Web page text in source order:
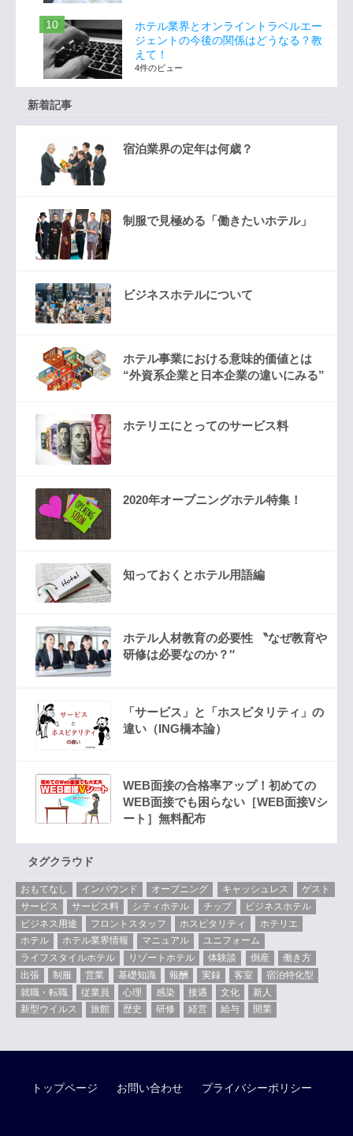
ホテル業界とオンライントラベルエー
ジェントの今後の関係はどうなる？教
えて！
4件のビュー
新着記事
宿泊業界の定年は何歳？
制服で見極める「働きたいホテル」
ビジネスホテルについて
ホテル事業における意味的価値とは
“外資系企業と日本企業の違いにみる”
ホテリエにとってのサービス料
2020年オープニングホテル特集！
知っておくとホテル用語編
ホテル人材教育の必要性 〝なぜ教育や
研修は必要なのか？″
「サービス」と「ホスピタリティ」の
違い（ING橋本論）
WEB面接の合格率アップ！初めての
WEB面接でも困らない［WEB面接Vシ
ート］無料配布
タグクラウド
おもてなし インバウンド オープニング キャッシュレス
ゲスト
サービス
サービス料 シティホテル チップ
ビジネスホテル
ビジネス用途
フロントスタッフ ホスピタリティ
ホテリエ
ホテル
ホテル業界情報 マニュアル
ユニフォーム
ライフスタイルホテル
リゾートホテル 体験談 倒産
働き方
出張
制服 営業 基礎知識 報酬 実録 客室
宿泊特化型
就職・転職
従業員 心理 感染 接遇 文化
新人
新型ウイルス
旅館 歴史 研修 経営 給与 開業
トップページ お問い合わせ プライバシーポリシー